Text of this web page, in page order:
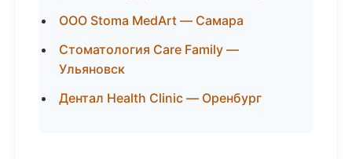
ООО Stoma MedArt — Самара
Стоматология Care Family —
Ульяновск
Дентал Health Clinic — Оренбург